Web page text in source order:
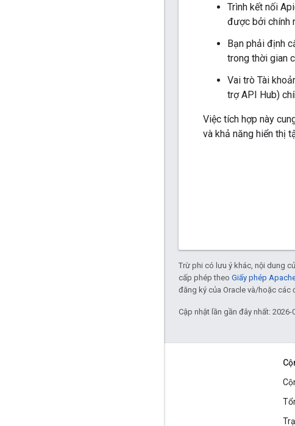
Trình kết nối
được bởi chính
Bạn phải định
trong thời gian
Vai trò Tài
trợ API Hub)
Việc tích hợp này
và khả năng hiển thị
Trừ phi có lưu ý khác, nội dung
cấp phép theo Giấy phép
đăng ký của Oracle và/hoặc các
Cập nhật lần gần đây nhất: 2026-